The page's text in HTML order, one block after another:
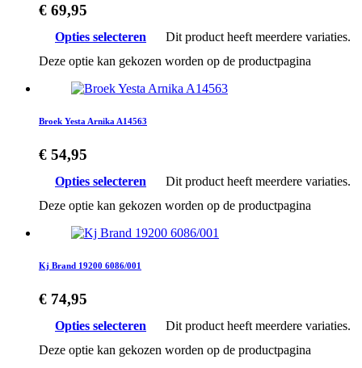
€ 69,95
Opties selecteren
Dit product heeft meerdere variaties.
Deze optie kan gekozen worden op de productpagina
Broek Yesta Arnika A14563
€ 54,95
Opties selecteren
Dit product heeft meerdere variaties.
Deze optie kan gekozen worden op de productpagina
Kj Brand 19200 6086/001
€ 74,95
Opties selecteren
Dit product heeft meerdere variaties.
Deze optie kan gekozen worden op de productpagina